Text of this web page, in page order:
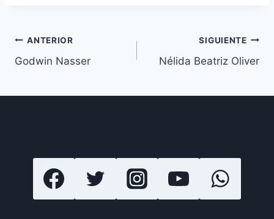
Navegación
de
entradas
ANTERIOR
Godwin Nasser
SIGUIENTE
Nélida Beatriz Oliver